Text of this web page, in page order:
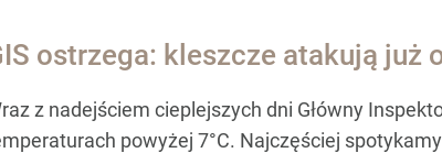
ostrzega: kleszcze atakują już
z nadejściem cieplejszych dni Główny
powyżej 7°C. Najczęściej